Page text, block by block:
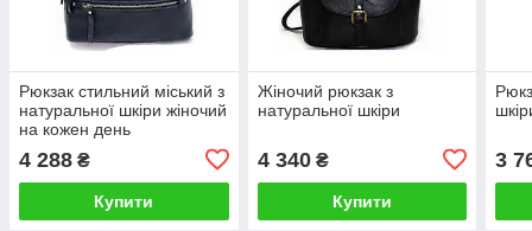
Рюкзак стильний міський з
натуральної шкіри жіночий
на кожен день
4 288 ₴
Купити
Жіночий рюкзак з
натуральної шкіри
4 340₴
Купити
3